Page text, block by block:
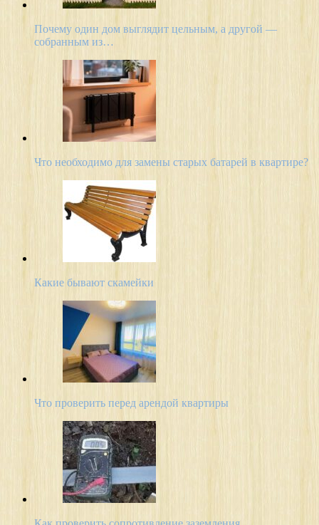
Почему один дом выглядит цельным, а другой —
собранным из…
Что необходимо для замены старых батарей в квартире?
Какие бывают скамейки
Что проверить перед арендой квартиры